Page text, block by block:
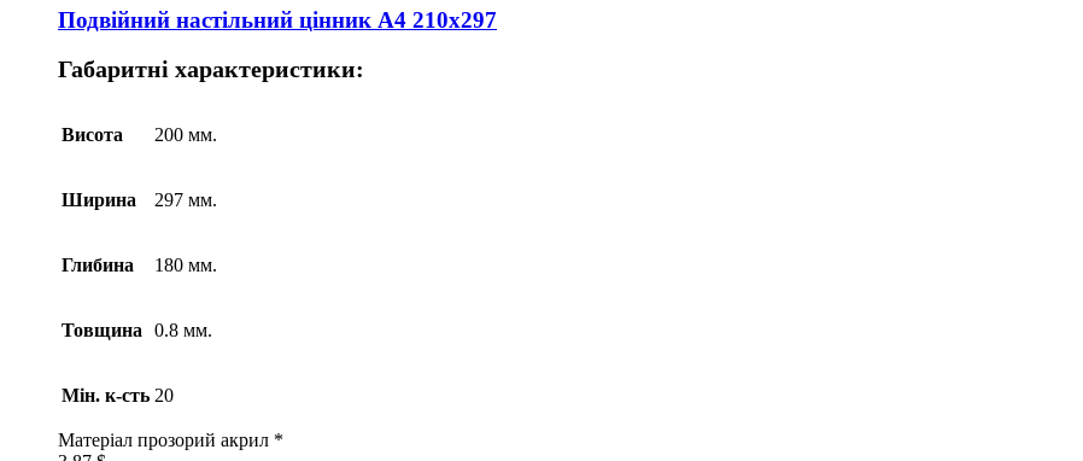
Подвійний настільний цінник А4 210х297
Габаритні характеристики:
Висота 200 мм.
Ширина 297 мм.
Глибина 180 мм.
Товщина 0.8 мм.
Мін. к-сть 20
Матеріал прозорий акрил *